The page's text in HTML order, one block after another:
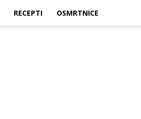
RECEPTI OSMRTNICE